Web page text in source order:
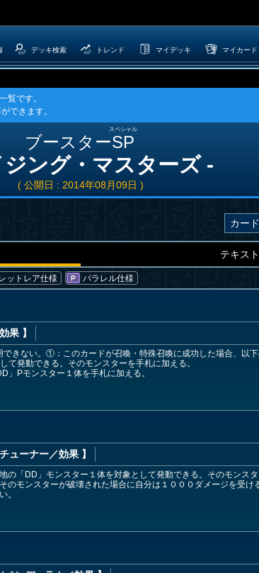
デッキ検索 トレンド マイデッキ マイカード
覧です。
できます。
ブースターSP
スペシャル
ジング・マスターズ -
( 公開日 : 2014年08月09日 )
テキス
ットレア仕様 P パラレル仕様
果 】
できない。①：このカードが召喚・特殊召喚に成功した場合、以
て発動できる。そのモンスターを手札に加える。
」Pモンスター１体を手札に加える。
ューナー／効果 】
「DD」モンスター１体を対象として発動できる。そのモンス
のモンスターが破壊された場合に自分は１０００ダメージを受け
。